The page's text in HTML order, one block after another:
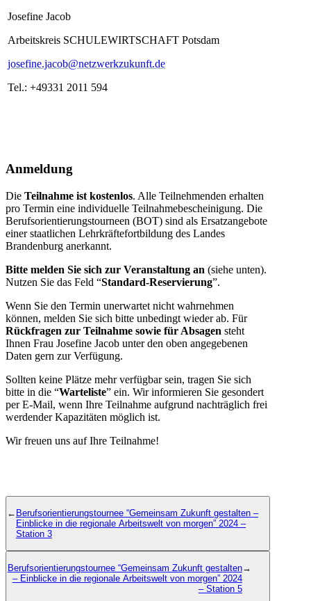
Josefine Jacob
Arbeitskreis SCHULEWIRTSCHAFT Potsdam
josefine.jacob@netzwerkzukunft.de
Tel.: +49331 2011 594
Anmeldung
Die Teilnahme ist kostenlos. Alle Teilnehmenden erhalten
pro Termin eine individuelle Teilnahmebescheinigung. Die
Berufsorientierungstourneen (BOT) sind als Ersatzangebote
einer staatlichen Lehrkräftefortbildung des Landes
Brandenburg anerkannt.
Bitte melden Sie sich zur Veranstaltung an (siehe unten).
Nutzen Sie das Feld “Standard-Reservierung”.
Wenn Sie den Termin unerwartet nicht wahrnehmen
können, melden Sie sich bitte unbedingt wieder ab. Für
Rückfragen zur Teilnahme sowie für Absagen steht
Ihnen Frau Josefine Jacob unter den oben angegebenen
Daten gern zur Verfügung.
Sollten keine Plätze mehr verfügbar sein, tragen Sie sich
bitte in die “Warteliste” ein. Wir informieren Sie gesondert
per E-Mail, wenn Ihre Teilnahme aufgrund nachträglich frei
werdender Kapazitäten möglich ist.
Wir freuen uns auf Ihre Teilnahme!
← Berufsorientierungstournee “Gemeinsam Zukunft gestalten –
Einblicke in die regionale Arbeitswelt von morgen” 2024 –
Station 3
Berufsorientierungstournee “Gemeinsam Zukunft gestalten
– Einblicke in die regionale Arbeitswelt von morgen” 2024
– Station 5
→